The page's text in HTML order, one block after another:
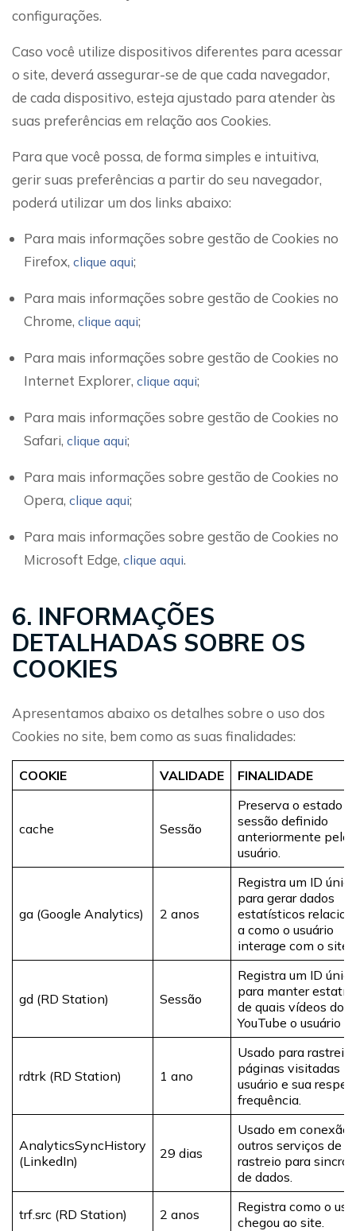
configurações.
Caso você utilize dispositivos diferentes para acessar
o site, deverá assegurar-se de que cada navegador,
de cada dispositivo, esteja ajustado para atender às
suas preferências em relação aos Cookies.
Para que você possa, de forma simples e intuitiva,
gerir suas preferências a partir do seu navegador,
poderá utilizar um dos links abaixo:
Para mais informações sobre gestão de Cookies no
Firefox, clique aqui;
Para mais informações sobre gestão de Cookies no
Chrome, clique aqui;
Para mais informações sobre gestão de Cookies no
Internet Explorer, clique aqui;
Para mais informações sobre gestão de Cookies no
Safari, clique aqui;
Para mais informações sobre gestão de Cookies no
Opera, clique aqui;
Para mais informações sobre gestão de Cookies no
Microsoft Edge, clique aqui.
6. INFORMAÇÕES
DETALHADAS SOBRE OS
COOKIES
Apresentamos abaixo os detalhes sobre o uso dos
Cookies no site, bem como as suas finalidades:
COOKIE VALIDADE FINALIDADE
cache Sessão
Preserva o estado
sessão definido
anteriormente pelo
usuário.
ga (Google Analytics) 2 anos
Registra um ID único
para gerar dados
estatísticos
a como o usuário
interage com o site.
gd (RD Station) Sessão
Registra um ID único
para manter
de quais vídeos do
YouTube o usuário
rdtrk (RD Station) 1 ano
Usado para rastreio
páginas visitadas
usuário e sua
frequência.
AnalyticsSyncHistory
(LinkedIn)
29 dias
Usado em conexão
outros serviços de
rastreio para
de dados.
trf.src (RD Station) 2 anos
Registra como o
chegou ao site.